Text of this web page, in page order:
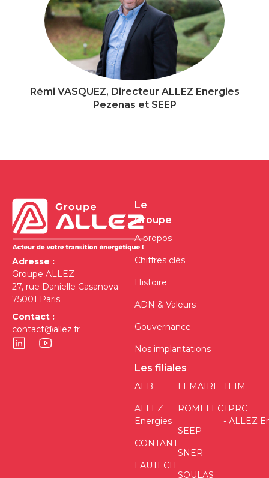
Rémi VASQUEZ, Directeur ALLEZ Energies
Pezenas et SEEP
Adresse :
Groupe ALLEZ
27, rue Danielle Casanova
75001 Paris
Contact :
contact@allez.fr
Le
Groupe
A propos
Chiffres clés
Histoire
ADN & Valeurs
Gouvernance
Nos implantations
Les filiales
AEB
ALLEZ
Energies
CONTANT
LAUTECH
LEMAIRE
ROMELEC
SEEP
SNER
SOULAS
TEIM
TPRC
- ALLEZ